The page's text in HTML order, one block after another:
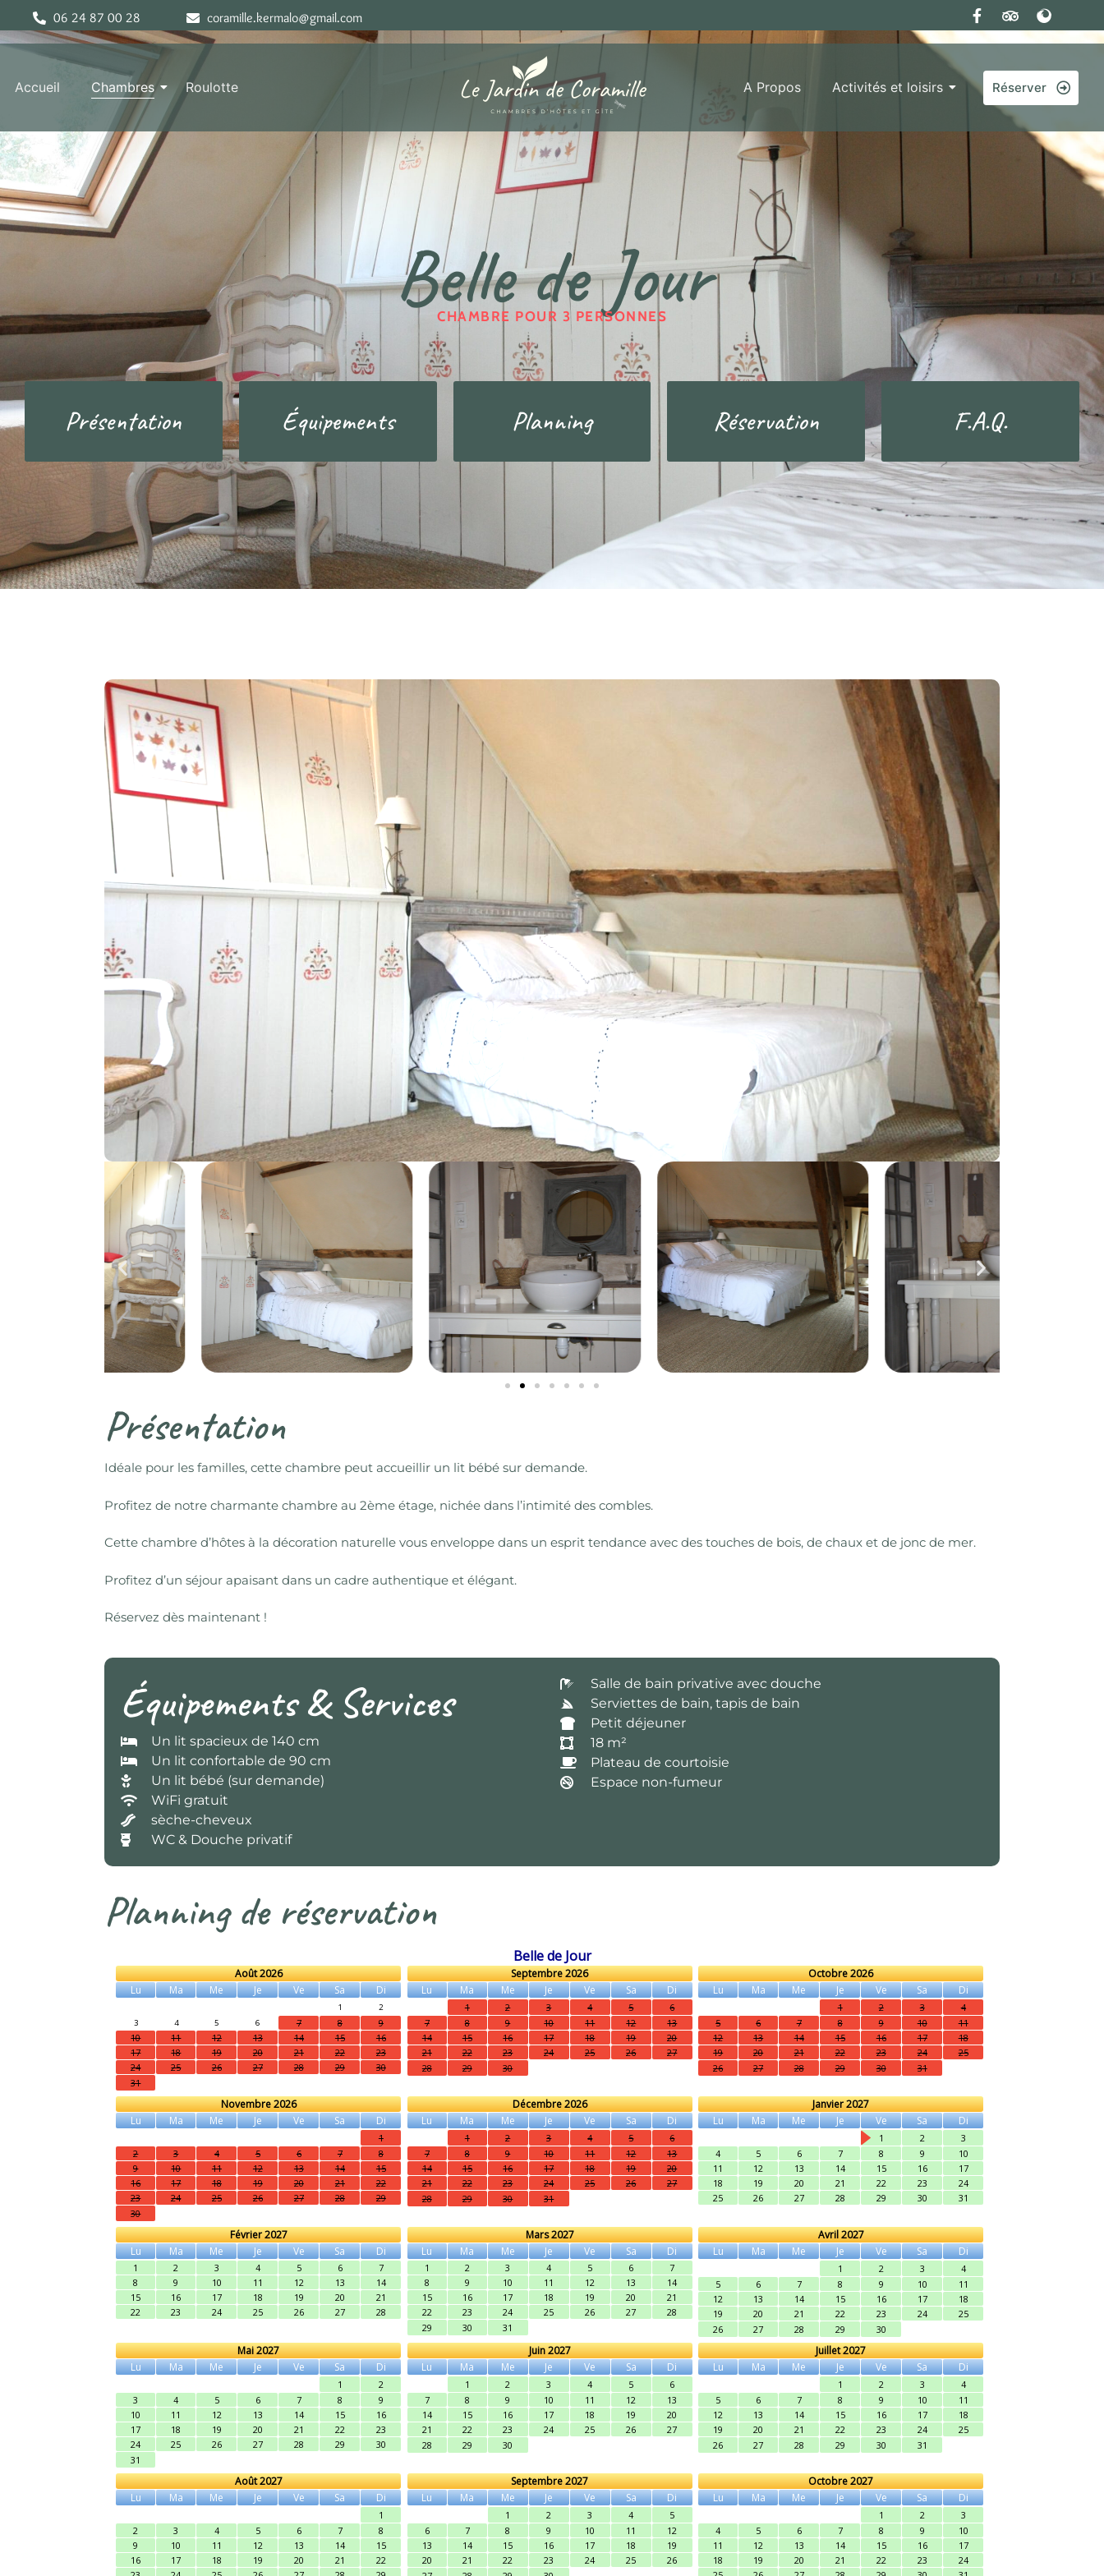
06 24 87 00 28 coramille.kermalo@gmail.com
Accueil Chambres Roulotte A Propos Activités et loisirs Réserver
Belle de Jour
CHAMBRE POUR 3 PERSONNES
Présentation Équipements Planning Réservation F.A.Q.
Présentation
Idéale pour les familles, cette chambre peut accueillir un lit bébé sur demande.
Profitez de notre charmante chambre au 2ème étage, nichée dans l’intimité des combles.
Cette chambre d’hôtes à la décoration naturelle vous enveloppe dans un esprit tendance avec des touches de bois, de chaux et de jonc de mer.
Profitez d’un séjour apaisant dans un cadre authentique et élégant.
Réservez dès maintenant !
Équipements & Services
Un lit spacieux de 140 cm
Un lit confortable de 90 cm
Un lit bébé (sur demande)
WiFi gratuit
sèche-cheveux
WC & Douche privatif
Salle de bain privative avec douche
Serviettes de bain, tapis de bain
Petit déjeuner
18 m²
Plateau de courtoisie
Espace non-fumeur
Planning de réservation